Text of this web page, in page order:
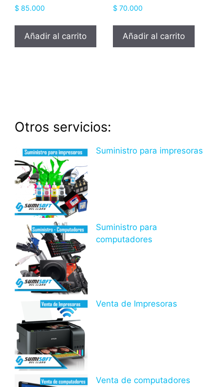
$ 85.000
Añadir al carrito
$70.000
Añadir al carrito
Otros servicios:
Suministro para impresoras
Suministro para
computadores
Venta de Impresoras
Venta de computadores